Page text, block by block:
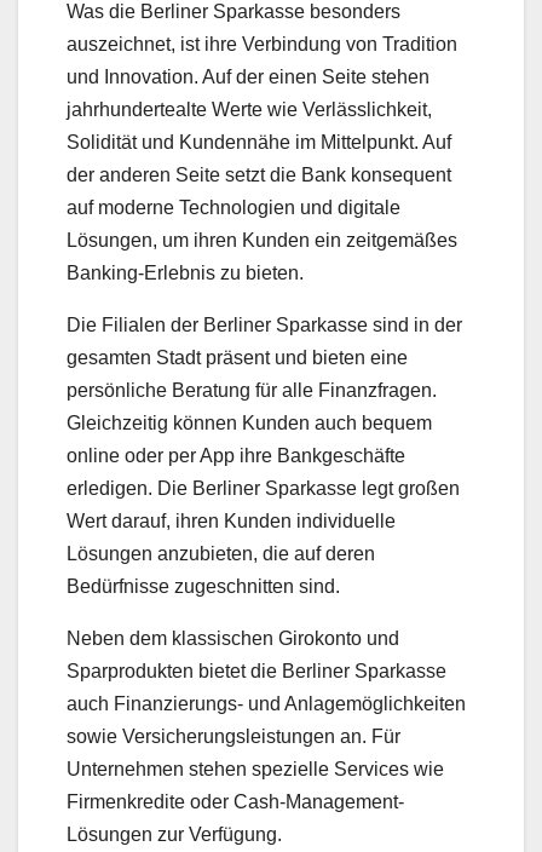
Was die Berliner Sparkasse besonders
auszeichnet, ist ihre Verbindung von Tradition
und Innovation. Auf der einen Seite stehen
jahrhundertealte Werte wie Verlässlichkeit,
Solidität und Kundennähe im Mittelpunkt. Auf
der anderen Seite setzt die Bank konsequent
auf moderne Technologien und digitale
Lösungen, um ihren Kunden ein zeitgemäßes
Banking-Erlebnis zu bieten.
Die Filialen der Berliner Sparkasse sind in der
gesamten Stadt präsent und bieten eine
persönliche Beratung für alle Finanzfragen.
Gleichzeitig können Kunden auch bequem
online oder per App ihre Bankgeschäfte
erledigen. Die Berliner Sparkasse legt großen
Wert darauf, ihren Kunden individuelle
Lösungen anzubieten, die auf deren
Bedürfnisse zugeschnitten sind.
Neben dem klassischen Girokonto und
Sparprodukten bietet die Berliner Sparkasse
auch Finanzierungs- und Anlagemöglichkeiten
sowie Versicherungsleistungen an. Für
Unternehmen stehen spezielle Services wie
Firmenkredite oder Cash-Management-
Lösungen zur Verfügung.